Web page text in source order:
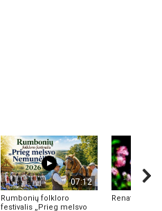
07:12
Rumbonių folkloro
festivalis „Prieg melsvo
Renata